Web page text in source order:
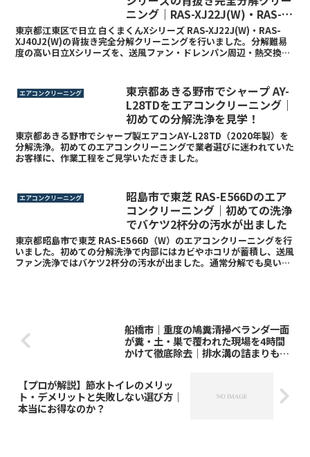
ニング｜RAS-XJ22J(W)・RAS-
XJ40J2(W)
東京都江東区で日立 白くまくんXシリーズ RAS-XJ22J(W)・RAS-
XJ40J2(W)の背抜き完全分解クリーニングを行いました。分解難易
度の高い日立Xシリーズを、送風ファン・ドレンパン周辺・熱交換器
エアコンクリーニング
東京都あきる野市でシャープ AY-
L28TDをエアコンクリーニング｜
初めての分解洗浄を見学！
東京都あきる野市でシャープ製エアコンAY-L28TD（2020年製）を
分解洗浄。初めてのエアコンクリーニングで業者選びに迷われていた
お客様に、作業工程をご見学いただきました。
エアコンクリーニング
昭島市で東芝 RAS-E566Dのエア
コンクリーニング｜初めての洗浄
でバケツ2杯分の汚水が出ました
東京都昭島市で東芝 RAS-E566D（W）のエアコンクリーニングを行
いました。初めての分解洗浄で内部にはカビやホコリが蓄積し、送風
ファン洗浄ではバケツ2杯分の汚水が出ました。通常分解でも臭いが
船橋市｜重度の鳩糞清掃ベランダ一面
が糞・土・巣で覆われた現場を4時間
かけて徹底除去｜排水溝の詰まりも貫
【プロが解説】節水トイレのメリッ
ト・デメリットと失敗しない選び方｜
本当にお得なのか？